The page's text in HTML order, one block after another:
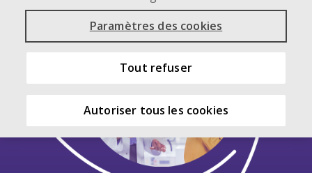
Paramètres des cookies
Tout refuser
Autoriser tous les cookies